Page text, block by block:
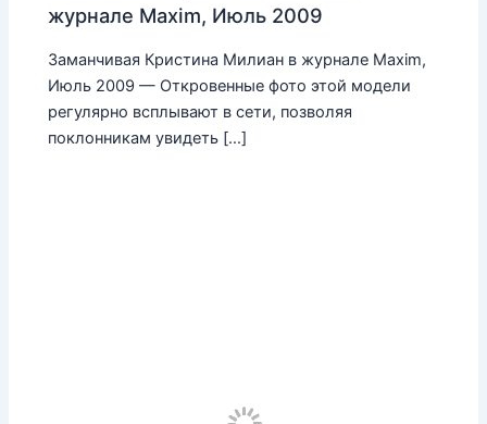
журнале Maxim, Июль 2009
Заманчивая Кристина Милиан в журнале Maxim,
Июль 2009 — Откровенные фото этой модели
регулярно всплывают в сети, позволяя
поклонникам увидеть […]